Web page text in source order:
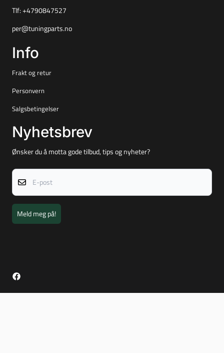
Tlf: +4790847527
per@tuningparts.no
Info
Frakt og retur
Personvern
Salgsbetingelser
Nyhetsbrev
Ønsker du å motta gode tilbud, tips og nyheter?
E-post
Meld meg på!